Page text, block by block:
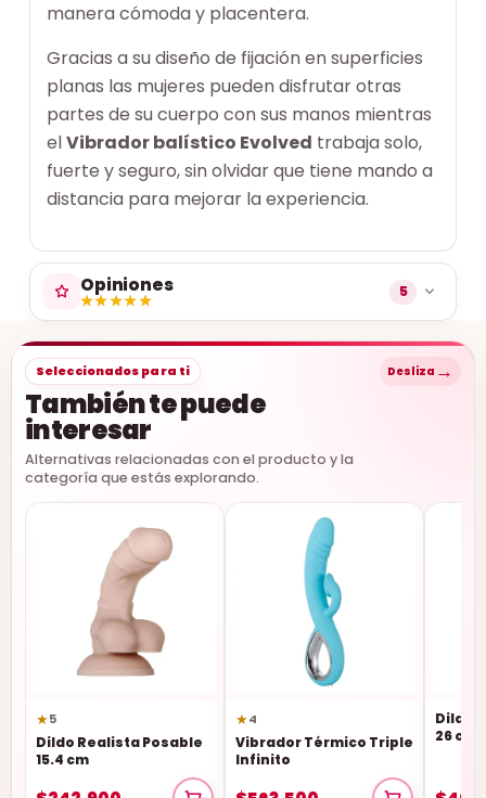
manera cómoda y placentera.
Gracias a su diseño de fijación en superficies
planas las mujeres pueden disfrutar otras
partes de su cuerpo con sus manos mientras
elVibrador balístico Evolved trabaja solo,
fuerte y seguro, sin olvidar que tiene mando a
distancia para mejorar la experiencia.
Opiniones
★★★★★
★★★★★ 5
Seleccionados para ti
También te puede
interesar
Alternativas relacionadas con el producto y la
categoría que estás explorando.
Desliza →
★5
Dildo Realista Posable
15.4 cm
★4
Vibrador Térmico Triple
Infinito
Dildo
26 cm